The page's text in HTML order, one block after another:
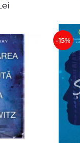
-15%